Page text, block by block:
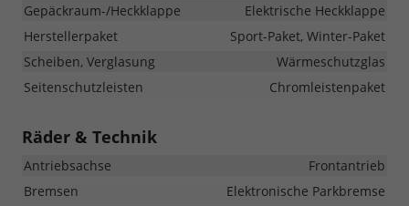
Gepäckraum-/Heckklappe
Elektrische Heckklappe
Herstellerpaket
Sport-Paket, Winter-Paket
Scheiben, Verglasung
Wärmeschutzglas
Seitenschutzleisten
Chromleistenpaket
Räder & Technik
Antriebsachse
Frontantrieb
Bremsen
Elektronische Parkbremse